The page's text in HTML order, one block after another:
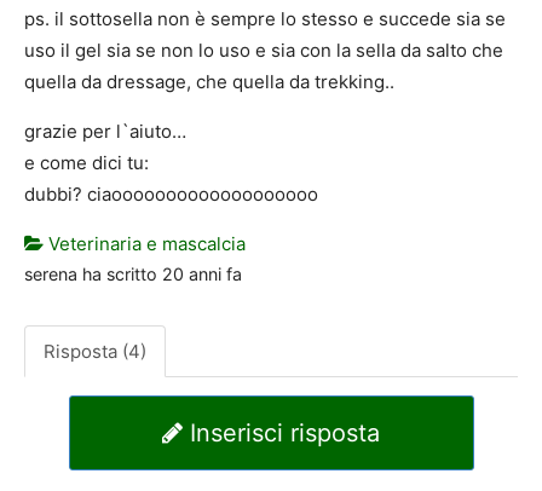
ps. il sottosella non è sempre lo stesso e succede sia se
uso il gel sia se non lo uso e sia con la sella da salto che
quella da dressage, che quella da trekking..
grazie per l`aiuto…
e come dici tu:
dubbi? ciaooooooooooooooooooo
Veterinaria e mascalcia
serena ha scritto 20 anni fa
Risposta (4)
Inserisci risposta